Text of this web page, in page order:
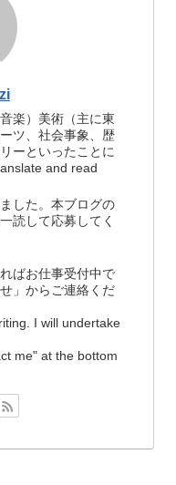
楽）美術（主に東
ツ、社会事象、歴
ーといったことに
and read
した。本ブログの
読して応募してく
ばお仕事受付中で
」からご連絡くだ
I will undertake
me" at the bottom